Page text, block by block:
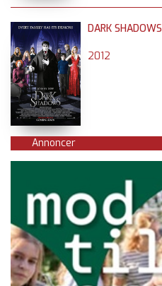
DARK SHADOWS
2012
Annoncer